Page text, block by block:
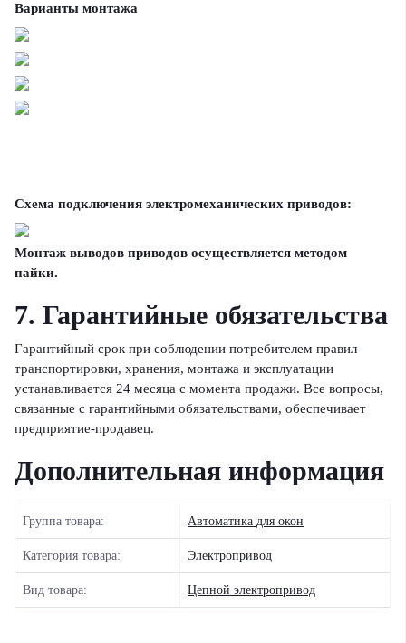
Варианты монтажа
Схема подключения электромеханических приводов:
Монтаж выводов приводов осуществляется методом
пайки.
7. Гарантийные обязательства
Гарантийный срок при соблюдении потребителем правил
транспортировки, хранения, монтажа и эксплуатации
устанавливается 24 месяца с момента продажи. Все вопросы,
связанные с гарантийными обязательствами, обеспечивает
предприятие-продавец.
Дополнительная информация
Группа товара: Автоматика для окон
Категория товара: Электропривод
Вид товара: Цепной электропривод